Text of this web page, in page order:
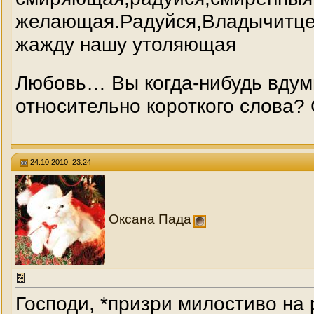
жажду нашу утоляющая
Любовь… Вы когда-нибудь
относительно короткого
24.10.2010, 23:24
Оксана Пада
Господи, *призри милостиво